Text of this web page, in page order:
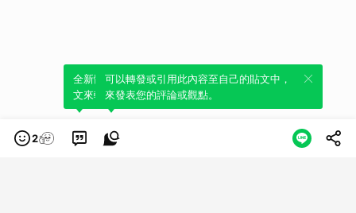
2
全新體驗！一鍵引用此內容，透過發布貼
文來輕鬆表達個人立場。
可以轉發或引用此內容至自己的貼文中，
來發表您的評論或觀點。